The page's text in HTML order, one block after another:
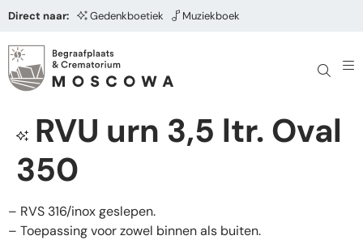
Direct naar: Gedenkboetiek Muziekboek
RVU urn 3,5 ltr. Oval
350
– RVS 316/inox geslepen.
– Toepassing voor zowel binnen als buiten.